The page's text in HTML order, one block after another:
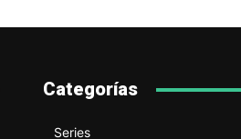
Categorías
Series